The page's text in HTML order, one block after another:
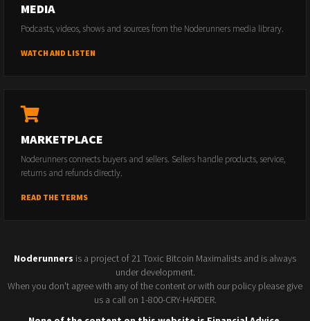
MEDIA
Podcasts, videos, shows and sources from the Noderunners media library.
WATCH AND LISTEN
MARKETPLACE
Noderunners connects buyers and sellers. Sellers handle products, service,
returns and refunds directly.
READ THE TERMS
Noderunners is a project of 21 Toxic Bitcoin Maximalists and is always
under development.
When you don't agree with any of the content or with our policy please give
us a call on 1-800-CRY-HARDER.